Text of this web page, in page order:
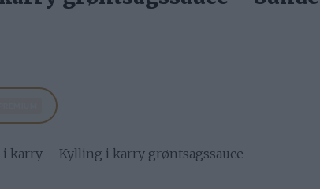
karry – Kylling i karry grøntsagssauce